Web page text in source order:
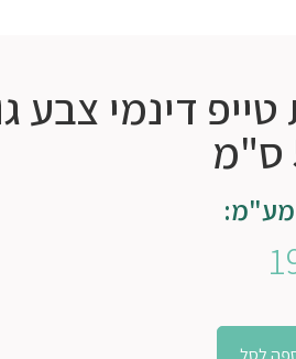
מע"מ: